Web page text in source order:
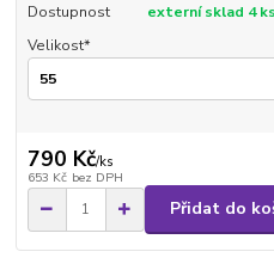
Dostupnost
externí sklad 4 ks
Velikost*
790 Kč/ks
653 Kč bez DPH
Přidat do